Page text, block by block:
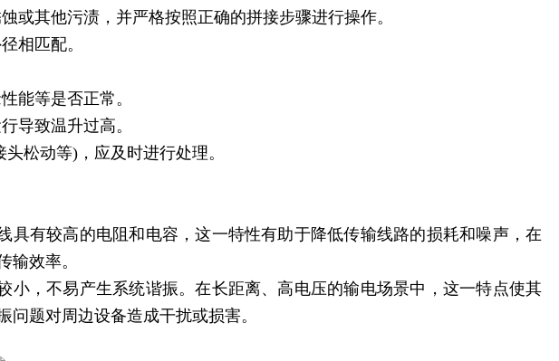
或其他污渍，并严格按照正确的拼接步骤进行操作。
相匹配。
能等是否正常。
导致温升过高。
松动等)，应及时进行处理。
具有较高的电阻和电容，这一特性有助于降低传输线路的损耗和噪声，在
输效率。
小，不易产生系统谐振。在长距离、高电压的输电场景中，这一特点使其
题对周边设备造成干扰或损害。